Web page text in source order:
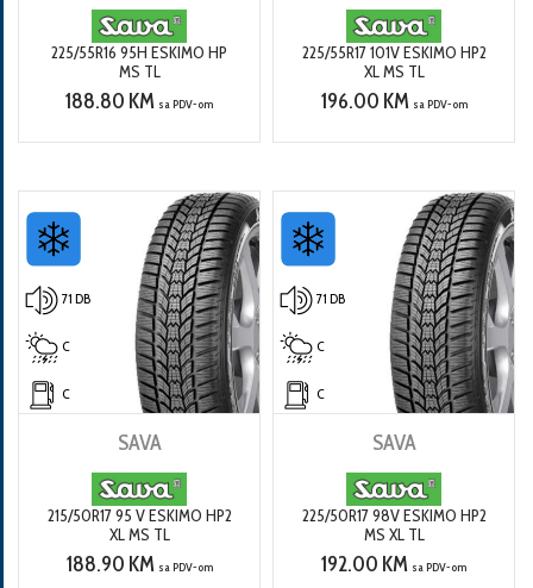
225/55R16 95H ESKIMO HP
MS TL
188.80 KM sa PDV-om
225/55R17 101V ESKIMO HP2
XL MS TL
196.00 KM sa PDV-om
71 DB
C
C
SAVA
215/50R17 95 V ESKIMO HP2
XL MS TL
188.90 KM sa PDV-om
71 DB
C
C
SAVA
225/50R17 98V ESKIMO HP2
MS XL TL
192.00 KM sa PDV-om